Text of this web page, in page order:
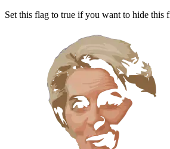
Set this flag to true if you want to hide this